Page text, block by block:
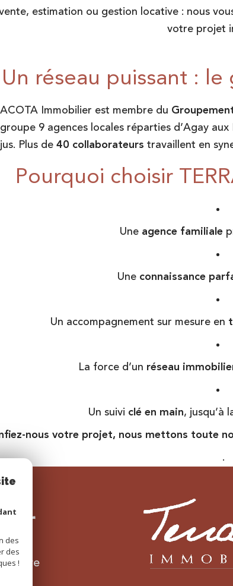
vente, estimation ou gestion locative : nous
votre projet
Un réseau puissant :
Immobilier est membre du
9 agences locales réparties d’Agay
Plus de 40 collaborateurs travaillent en
Pourquoi choisir
Une agence familiale
Une connaissance
Un accompagnement sur mesure en
La force d’un réseau
Un suivi clé en main, jusqu’à
nous votre projet, nous mettons toute
.
des
des
!